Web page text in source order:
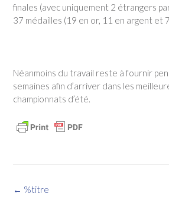
finales (avec uniquement 2 étrangers
37 médailles (19 en or, 11 en argent et
Néanmoins du travail reste à fournir
semaines afin d’arriver dans les
championnats d’été.
Navigation
← %titre